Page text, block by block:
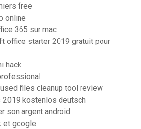
free
online
365 sur mac
office starter 2019 gratuit pour
hack
files cleanup tool review
2019 kostenlos deutsch
son argent android
et google